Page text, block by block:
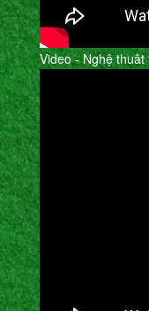
Video - Nghệ